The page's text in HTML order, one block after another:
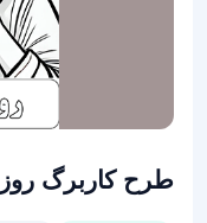
طرح کاربرگ روز